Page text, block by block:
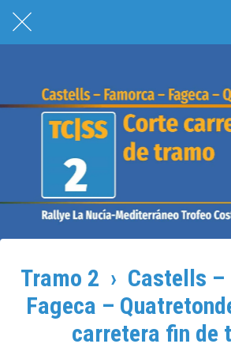
Tramo 2 › Castells –
Fageca –
carretera fin de